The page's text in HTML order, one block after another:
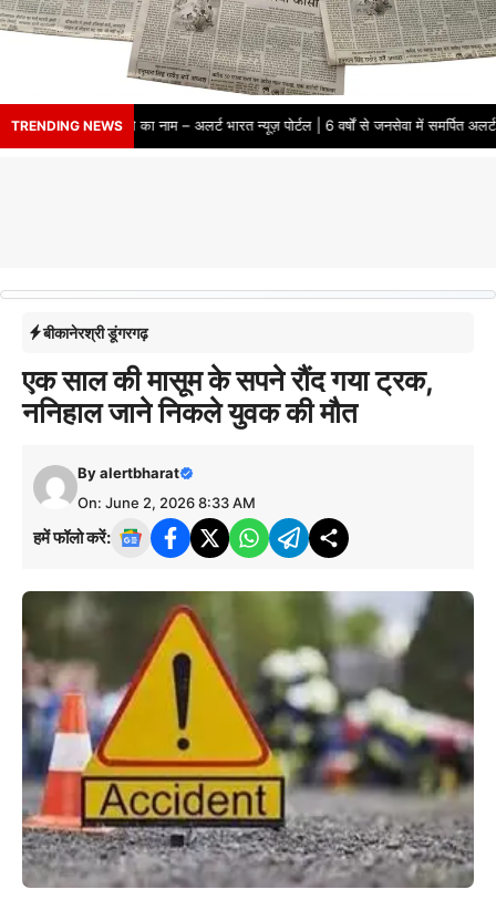
TRENDING NEWS
वर्षों से भरोसे का नाम – अलर्ट भारत न्यूज़ पोर्टल | 6 वर्षों से जनसेवा में समर्पित अलर्ट
बीकानेरश्री डूंगरगढ़
एक साल की मासूम के सपने रौंद गया ट्रक,
ननिहाल जाने निकले युवक की मौत
Byalertbharat
On: June 2, 2026 8:33 AM
हमें फॉलो करें: